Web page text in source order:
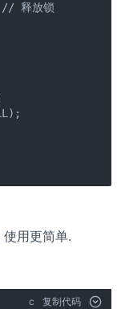
释放锁
用更简单.
c 复制代码